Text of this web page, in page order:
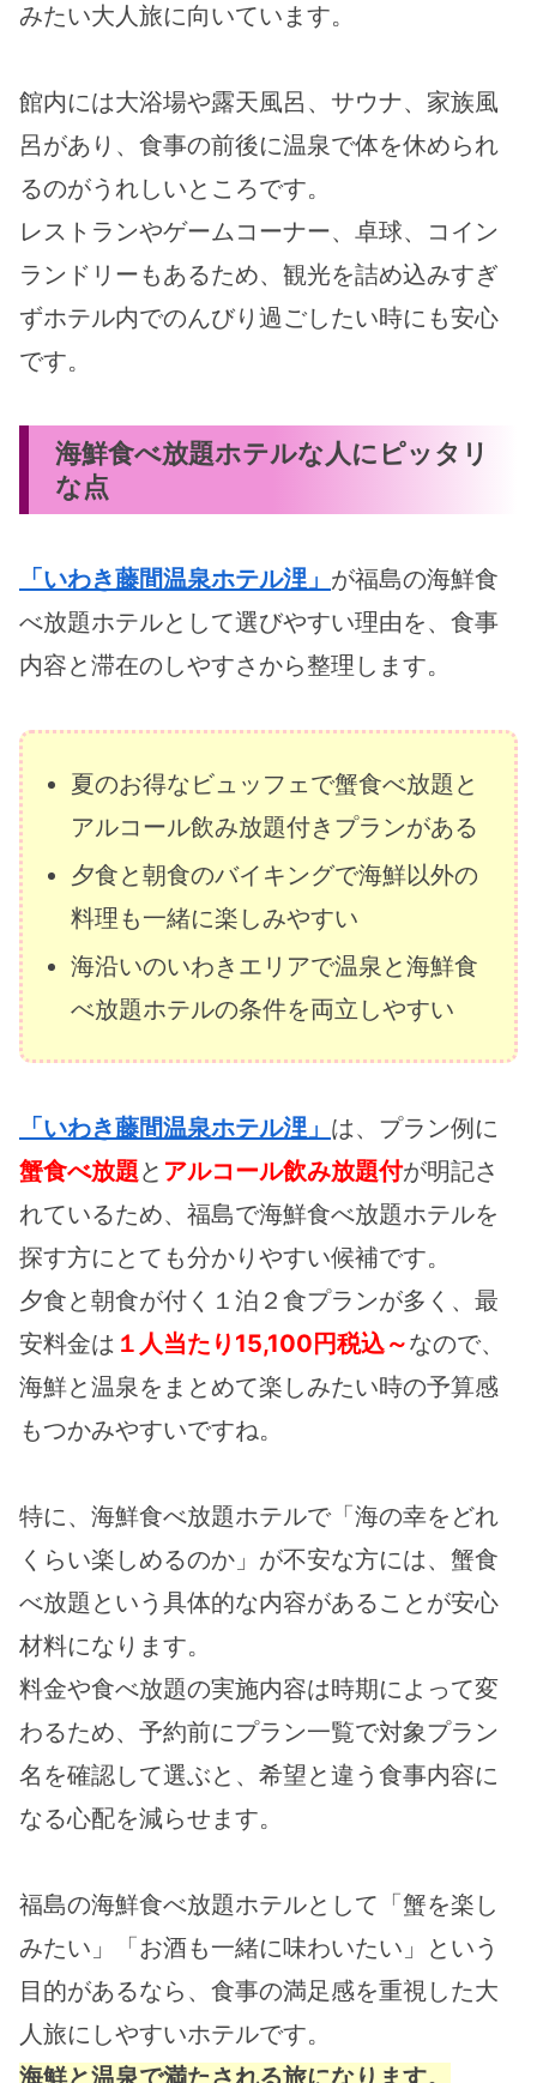
みたい大人旅に向いています。
館内には大浴場や露天風呂、サウナ、家族風
呂があり、食事の前後に温泉で体を休められ
るのがうれしいところです。
レストランやゲームコーナー、卓球、コイン
ランドリーもあるため、観光を詰め込みすぎ
ずホテル内でのんびり過ごしたい時にも安心
です。
海鮮食べ放題ホテルな人にピッタリ
な点
「いわき藤間温泉ホテル浬」 が福島の海鮮食
べ放題ホテルとして選びやすい理由を、食事
内容と滞在のしやすさから整理します。
夏のお得なビュッフェで蟹食べ放題と
アルコール飲み放題付きプランがある
夕食と朝食のバイキングで海鮮以外の
料理も一緒に楽しみやすい
海沿いのいわきエリアで温泉と海鮮食
べ放題ホテルの条件を両立しやすい
「いわき藤間温泉ホテル浬」 は、プラン例に
蟹食べ放題と アルコール飲み放題付が明記さ
れているため、福島で海鮮食べ放題ホテルを
探す方にとても分かりやすい候補です。
夕食と朝食が付く１泊２食プランが多く、最
安料金は １人当たり15,100円税込～なので、
海鮮と温泉をまとめて楽しみたい時の予算感
もつかみやすいですね。
特に、海鮮食べ放題ホテルで「海の幸をどれ
くらい楽しめるのか」が不安な方には、蟹食
べ放題という具体的な内容があることが安心
材料になります。
料金や食べ放題の実施内容は時期によって変
わるため、予約前にプラン一覧で対象プラン
名を確認して選ぶと、希望と違う食事内容に
なる心配を減らせます。
福島の海鮮食べ放題ホテルとして「蟹を楽し
みたい」「お酒も一緒に味わいたい」という
目的があるなら、食事の満足感を重視した大
人旅にしやすいホテルです。